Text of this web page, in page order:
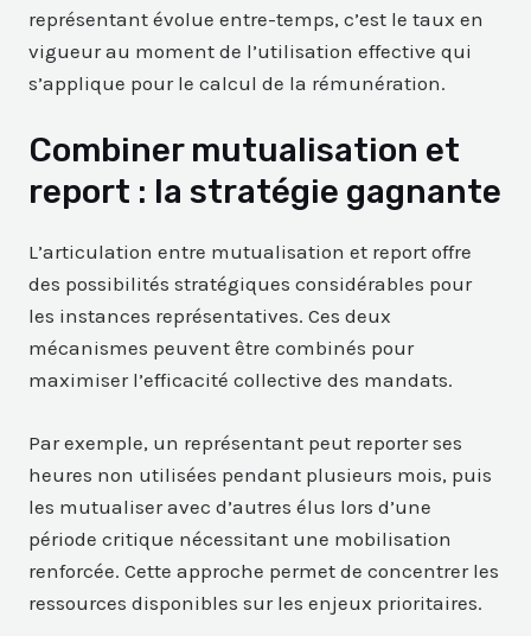
représentant évolue entre-temps, c’est le taux en
vigueur au moment de l’utilisation effective qui
s’applique pour le calcul de la rémunération.
Combiner mutualisation et
report : la stratégie gagnante
L’articulation entre mutualisation et report offre
des possibilités stratégiques considérables pour
les instances représentatives. Ces deux
mécanismes peuvent être combinés pour
maximiser l’efficacité collective des mandats.
Par exemple, un représentant peut reporter ses
heures non utilisées pendant plusieurs mois, puis
les mutualiser avec d’autres élus lors d’une
période critique nécessitant une mobilisation
renforcée. Cette approche permet de concentrer les
ressources disponibles sur les enjeux prioritaires.